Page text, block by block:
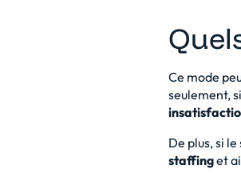
Ce mode
seulement,
De plus, si
staffinget